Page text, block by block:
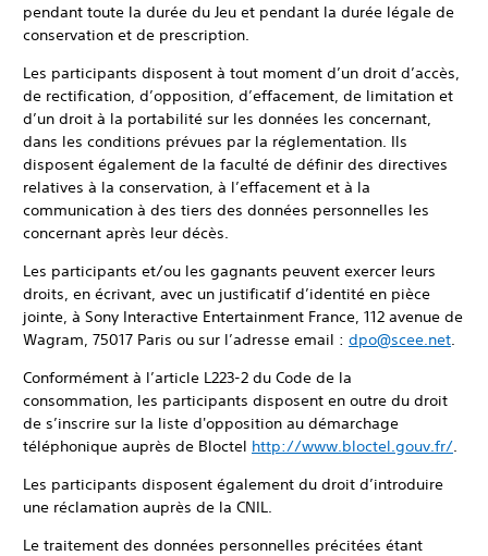
pendant toute la durée du Jeu et pendant la durée légale de
conservation et de prescription.
Les participants disposent à tout moment d’un droit d’accès,
de rectification, d’opposition, d’effacement, de limitation et
d’un droit à la portabilité sur les données les concernant,
dans les conditions prévues par la réglementation. Ils
disposent également de la faculté de définir des directives
relatives à la conservation, à l’effacement et à la
communication à des tiers des données personnelles les
concernant après leur décès.
Les participants et/ou les gagnants peuvent exercer leurs
droits, en écrivant, avec un justificatif d’identité en pièce
jointe, à Sony Interactive Entertainment France, 112 avenue de
Wagram, 75017 Paris ou sur l’adresse email : dpo@scee.net.
Conformément à l’article L223-2 du Code de la
consommation, les participants disposent en outre du droit
de s’inscrire sur la liste d'opposition au démarchage
téléphonique auprès de Bloctel http://www.bloctel.gouv.fr/.
Les participants disposent également du droit d’introduire
une réclamation auprès de la CNIL.
Le traitement des données personnelles précitées étant